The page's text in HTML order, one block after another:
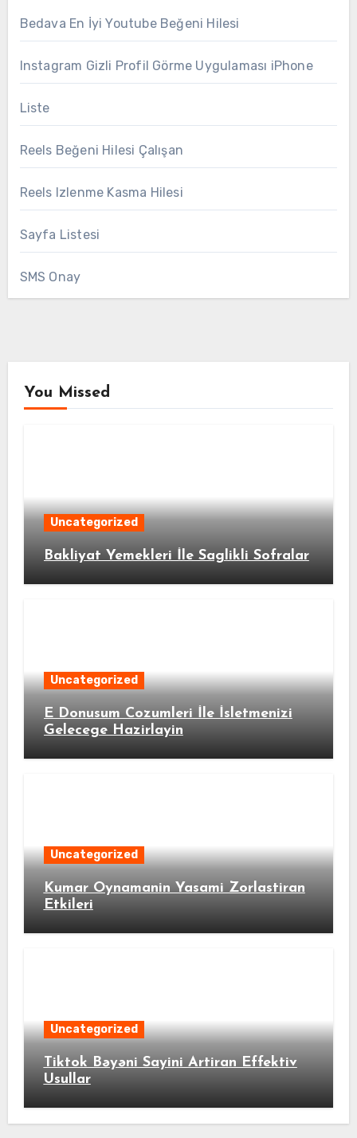
Bedava En İyi Youtube Beğeni Hilesi
Instagram Gizli Profil Görme Uygulaması iPhone
Liste
Reels Beğeni Hilesi Çalışan
Reels Izlenme Kasma Hilesi
Sayfa Listesi
SMS Onay
You Missed
Uncategorized
Bakliyat Yemekleri İle Saglikli Sofralar
Uncategorized
E Donusum Cozumleri İle İsletmenizi
Gelecege Hazirlayin
Uncategorized
Kumar Oynamanin Yasami Zorlastiran
Etkileri
Uncategorized
Tiktok Bəyəni Sayini Artiran Effektiv
Usullar